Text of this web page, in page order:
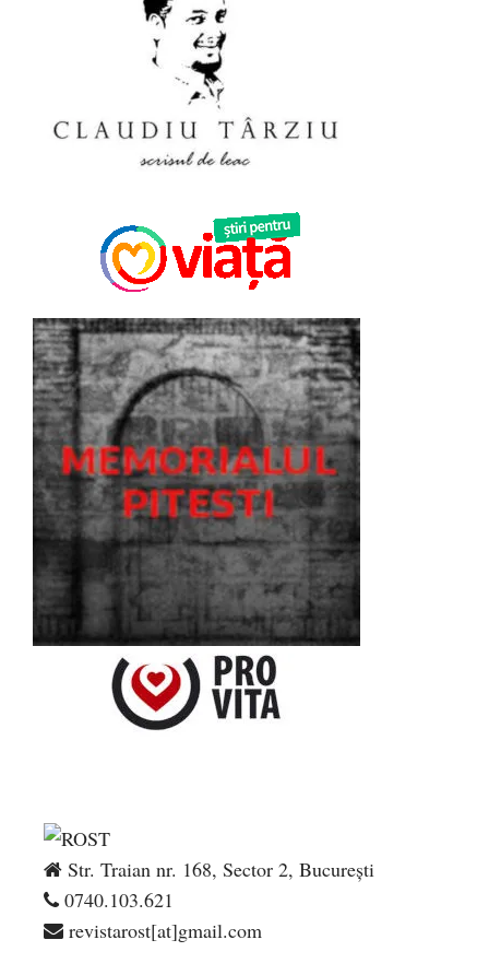
Str. Traian nr. 168, Sector 2, București
0740.103.621
revistarost[at]gmail.com